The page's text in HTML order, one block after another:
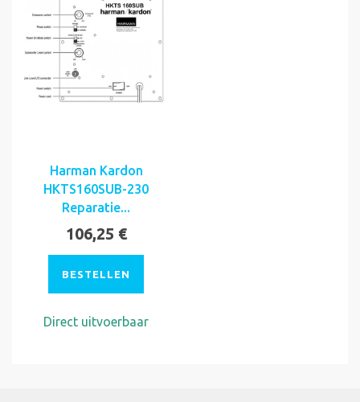
Harman Kardon
HKTS160SUB-230
Reparatie...
106,25 €
BESTELLEN
Direct uitvoerbaar